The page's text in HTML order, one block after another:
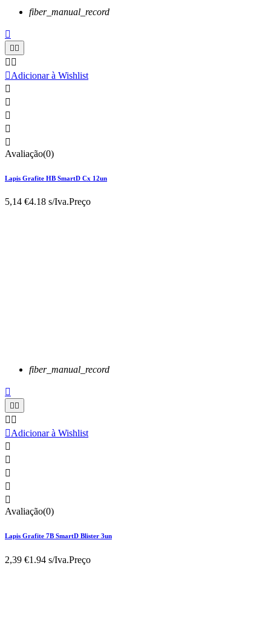
fiber_manual_record


 
Adicionar à Wishlist





Avaliação(0)
Lapis Grafite HB SmartD Cx 12un
5,14 €4.18 s/Iva.Preço
fiber_manual_record

 
 
Adicionar à Wishlist





Avaliação(0)
Lapis Grafite 7B SmartD Blister 3un
2,39 €1.94 s/Iva.Preço